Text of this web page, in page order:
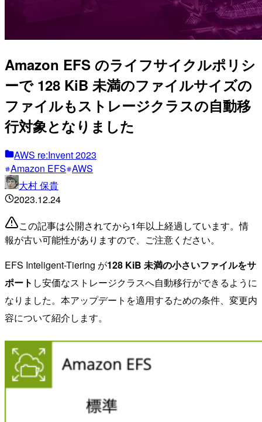
Amazon EFS のライフサイクルポリシ
ーで 128 KiB 未満のファイルサイズの
ファイルもストレージクラスの自動移
行対象となりました
AWS re:Invent 2023
Amazon EFS AWS
大村 保貴
2023.12.24
この記事は公開されてから1年以上経過しています。情
報が古い可能性がありますので、ご注意ください。
EFS Inteligent-Tiering が128 KiB 未満の小さいファイルをサ
ポート し安価なストレージクラスへ自動移行ができるように
なりました。本アップデートを適用するための条件、変更内
容について紹介します。